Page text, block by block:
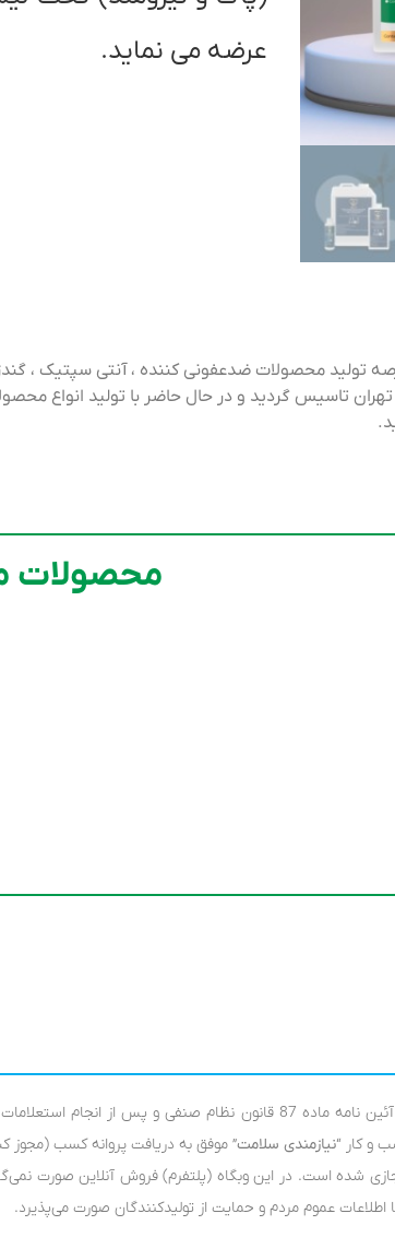
عرضه می نماید.
تولید محصولات ضدعفونی کننده ، آنتی سپتیک ،
به پیشگیری و کنترل عفونت، در سال ۱۳۸۸ در تهران تاسیس گردید و در
محصولات
بر اساس آئین نامه ماده 87 قانون نظام صنفی و پس از
و کار “نیازمندی سلامت” موفق به دریافت پروانه کسب (مجوز
شده است. در این وبگاه (پلتفرم) فروش آنلاین صورت
اطلاعات عموم مردم و حمایت از تولید‌کنندگان صورت می‌پذیرد.